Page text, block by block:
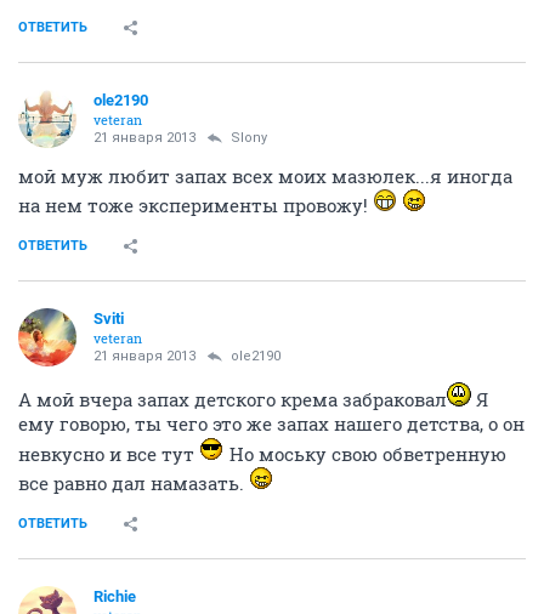
ОТВЕТИТЬ
ole2190
veteran
21 января 2013 Slony
мой муж любит запах всех моих мазюлек...я иногда
на нем тоже эксперименты провожу!
ОТВЕТИТЬ
Sviti
veteran
21 января 2013 ole2190
А мой вчера запах детского крема забраковал
Я
ему говорю, ты чего это же запах нашего детства, о он
невкусно и все тут
Но моську свою обветренную
все равно дал намазать.
ОТВЕТИТЬ
Richie